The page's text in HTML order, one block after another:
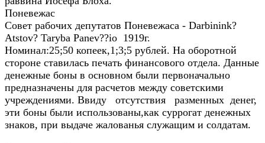
Поневежас
Совет рабочих депутатов Поневежаса - Darbinink?
Atstov? Taryba Panev??io 1919г.
Номинал:25;50 копеек,1;3;5 рублей. На оборотной
стороне ставилась печать финансового отдела. Данные
денежные боны в основном были первоначально
предназначены для расчетов между советскими
учреждениями. Ввиду отсутствия разменных денег,
эти боны были использованы,как суррогат денежных
знаков, при выдаче жалованья служащим и солдатам.